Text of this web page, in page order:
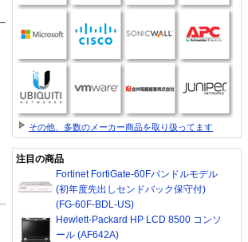
その他、多数のメーカー商品を取り扱ってます
注目の商品
Fortinet FortiGate-60Fバンドルモデル
(初年度先出しセンドバック保守付)
(FG-60F-BDL-US)
Hewlett-Packard HP LCD 8500 コンソ
ール (AF642A)